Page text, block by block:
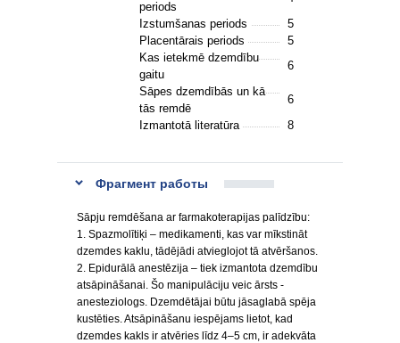
periods
Izstumšanas periods
5
Placentārais periods
5
Kas ietekmē dzemdību
gaitu
6
Sāpes dzemdībās un kā
tās remdē
6
Izmantotā literatūra
8
Фрагмент работы
Sāpju remdēšana ar farmakoterapijas palīdzību:
1. Spazmolītiķi – medikamenti, kas var mīkstināt
dzemdes kaklu, tādējādi atvieglojot tā atvēršanos.
2. Epidurālā anestēzija – tiek izmantota dzemdību
atsāpināšanai. Šo manipulāciju veic ārsts -
anesteziologs. Dzemdētājai būtu jāsaglabā spēja
kustēties. Atsāpināšanu iespējams lietot, kad
dzemdes kakls ir atvēries līdz 4–5 cm, ir adekvāta